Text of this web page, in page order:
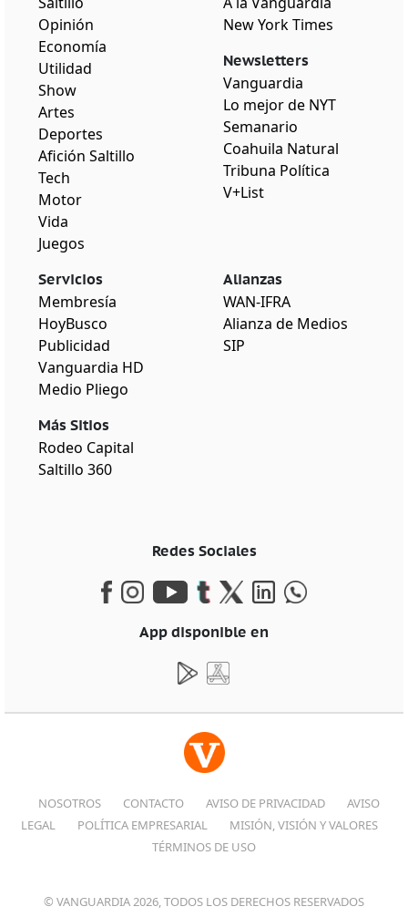
Opinión
Economía
Utilidad
Show
Artes
Deportes
Afición Saltillo
Tech
Motor
Vida
Juegos
New York Times
Newsletters
Vanguardia
Lo mejor de NYT
Semanario
Coahuila Natural
Tribuna Política
V+List
Servicios
Membresía
HoyBusco
Publicidad
Vanguardia HD
Medio Pliego
Más Sitios
Rodeo Capital
Saltillo 360
Alianzas
WAN-IFRA
Alianza de Medios
SIP
Redes Sociales
App disponible en
NOSOTROS CONTACTO AVISO DE PRIVACIDAD
AVISO
LEGAL
POLÍTICA EMPRESARIAL
MISIÓN, VISIÓN Y VALORES
TÉRMINOS DE USO
© VANGUARDIA 2026, TODOS LOS DERECHOS RESERVADOS